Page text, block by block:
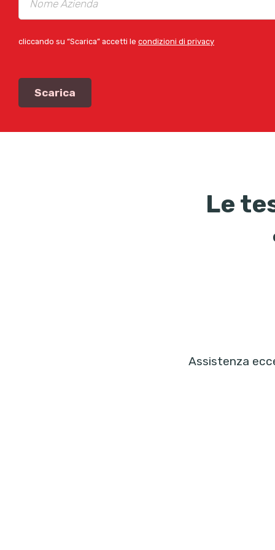
cliccando su “Scarica” accetti le condizioni di privacy
Le
Assistenza